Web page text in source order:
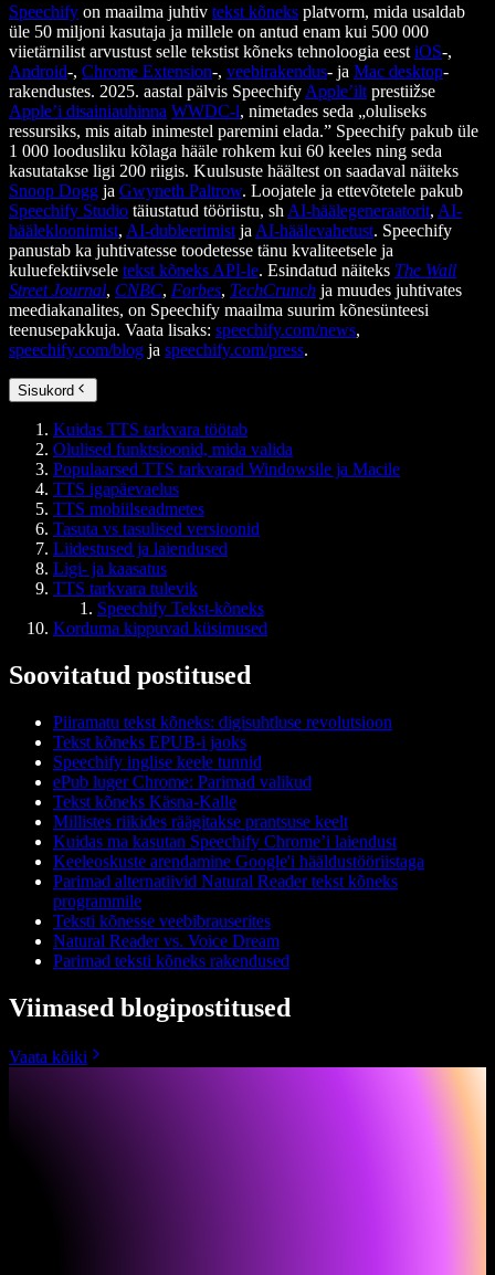
Speechify on maailma juhtiv tekst kõneks platvorm, mida usaldab
üle 50 miljoni kasutaja ja millele on antud enam kui 500 000
viietärnilist arvustust selle tekstist kõneks tehnoloogia eest iOS-,
Android-, Chrome Extension-, veebirakendus- ja Mac desktop-
rakendustes. 2025. aastal pälvis Speechify Apple’ilt prestiižse
Apple’i disainiauhinna WWDC-l, nimetades seda „oluliseks
ressursiks, mis aitab inimestel paremini elada.” Speechify pakub üle
1 000 loodusliku kõlaga hääle rohkem kui 60 keeles ning seda
kasutatakse ligi 200 riigis. Kuulsuste häältest on saadaval näiteks
Snoop Dogg ja Gwyneth Paltrow. Loojatele ja ettevõtetele pakub
Speechify Studio täiustatud tööriistu, sh AI-häälegeneraatorit, AI-
häälekloonimist, AI-dubleerimist ja AI-häälevahetust. Speechify
panustab ka juhtivatesse toodetesse tänu kvaliteetsele ja
kuluefektiivsele tekst kõneks API-le. Esindatud näiteks The Wall
Street Journal, CNBC, Forbes, TechCrunch ja muudes juhtivates
meediakanalites, on Speechify maailma suurim kõnesünteesi
teenusepakkuja. Vaata lisaks: speechify.com/news,
speechify.com/blog ja speechify.com/press.
Sisukord
Kuidas TTS tarkvara töötab
Olulised funktsioonid, mida valida
Populaarsed TTS tarkvarad Windowsile ja Macile
TTS igapäevaelus
TTS mobiilseadmetes
Tasuta vs tasulised versioonid
Liidestused ja laiendused
Ligi- ja kaasatus
TTS tarkvara tulevik
Speechify Tekst-kõneks
Korduma kippuvad küsimused
Soovitatud postitused
Piiramatu tekst kõneks: digisuhtluse revolutsioon
Tekst kõneks EPUB-i jaoks
Speechify inglise keele tunnid
ePub luger Chrome: Parimad valikud
Tekst kõneks Käsna-Kalle
Millistes riikides räägitakse prantsuse keelt
Kuidas ma kasutan Speechify Chrome’i laiendust
Keeleoskuste arendamine Google'i hääldustööriistaga
Parimad alternatiivid Natural Reader tekst kõneks
programmile
Teksti kõnesse veebibrauserites
Natural Reader vs. Voice Dream
Parimad teksti kõneks rakendused
Viimased blogipostitused
Vaata kõiki